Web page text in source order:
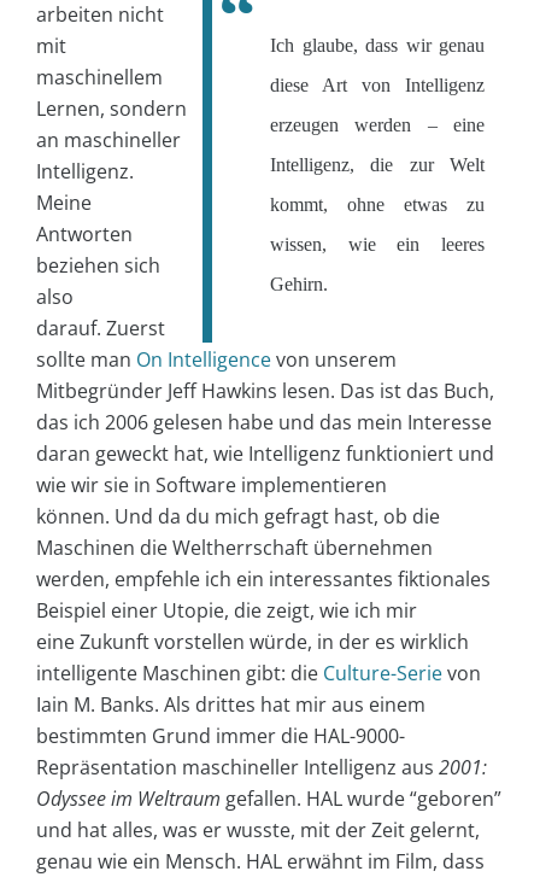
Ich glaube, dass wir genau
diese Art von Intelligenz
erzeugen werden – eine
Intelligenz, die zur Welt
kommt, ohne etwas zu
wissen, wie ein leeres
Gehirn.
arbeiten nicht
mit
maschinellem
Lernen, sondern
an maschineller
Intelligenz.
Meine
Antworten
beziehen sich
also
darauf. Zuerst
sollte man On Intelligencevon unserem
Mitbegründer Jeff Hawkins lesen. Das ist das Buch,
das ich 2006 gelesen habe und das mein Interesse
daran geweckt hat, wie Intelligenz funktioniert und
wie wir sie in Software implementieren
können. Und da du mich gefragt hast, ob die
Maschinen die Weltherrschaft übernehmen
werden, empfehle ich ein interessantes fiktionales
Beispiel einer Utopie, die zeigt, wie ich mir
eine Zukunft vorstellen würde, in der es wirklich
intelligente Maschinen gibt: die Culture-Serievon
Iain M. Banks. Als drittes hat mir aus einem
bestimmten Grund immer die HAL-9000-
Repräsentation maschineller Intelligenz aus 2001:
Odyssee im Weltraum gefallen. HAL wurde “geboren”
und hat alles, was er wusste, mit der Zeit gelernt,
genau wie ein Mensch. HAL erwähnt im Film, dass